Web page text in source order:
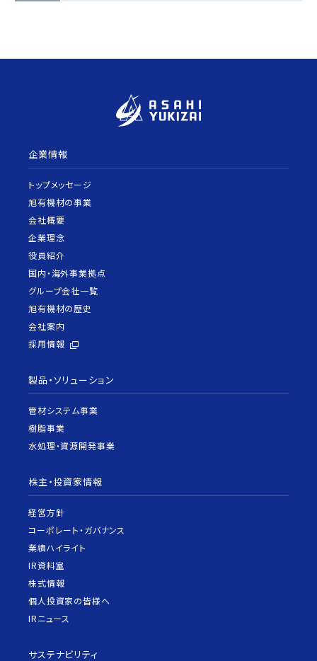
企業情報
トップメッセージ
旭有機材の事業
会社概要
企業理念
役員紹介
国内・海外事業拠点
グループ会社一覧
旭有機材の歴史
会社案内
採用情報
製品・ソリューション
管材システム事業
樹脂事業
水処理・資源開発事業
株主・投資家情報
経営方針
コーポレート・ガバナンス
業績ハイライト
IR資料室
株式情報
個人投資家の皆様へ
IRニュース
サステナビリティ